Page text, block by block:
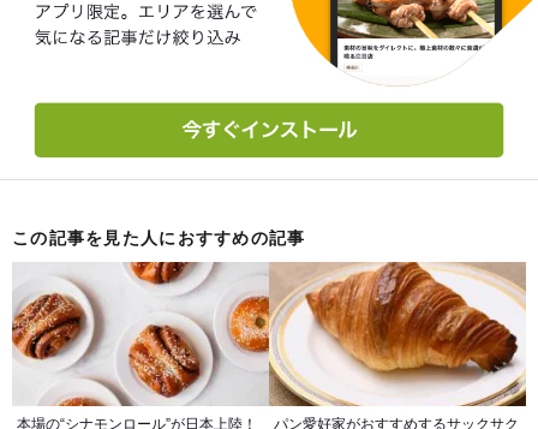
この記事を見た人におすすめの記事
本場の“シナモンロール”が日本上陸！
パン愛好家がおすすめするサックサク